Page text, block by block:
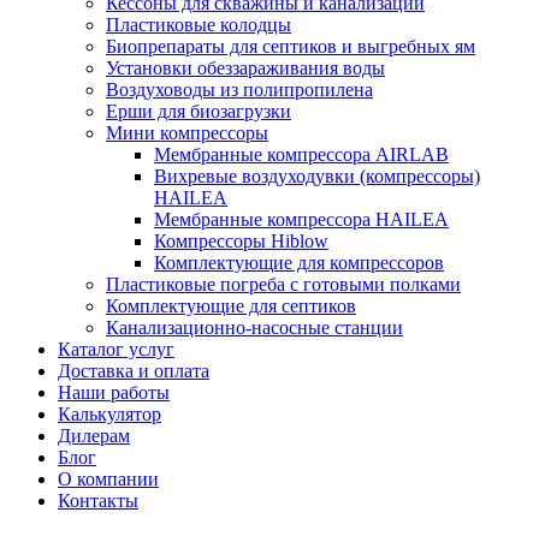
Пластиковые колодцы
Биопрепараты для септиков и выгребных ям
Установки обеззараживания воды
Воздуховоды из полипропилена
Ерши для биозагрузки
Мини компрессоры
Мембранные компрессора AIRLAB
Вихревые воздуходувки (компрессоры)
HAILEA
Мембранные компрессора HAILEA
Компрессоры Hiblow
Комплектующие для компрессоров
Пластиковые погреба с готовыми полками
Комплектующие для септиков
Канализационно-насосные станции
Каталог услуг
Доставка и оплата
Наши работы
Калькулятор
Дилерам
Блог
О компании
Контакты